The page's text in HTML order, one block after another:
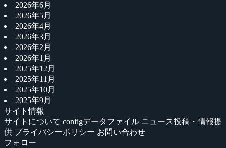
2026年6月
2026年5月
2026年4月
2026年3月
2026年2月
2026年1月
2025年12月
2025年11月
2025年10月
2025年9月
サイト情報
サイトについて configデータファイル ニュース投稿・情報提
供 プライバシーポリシー お問い合わせ
フォロー